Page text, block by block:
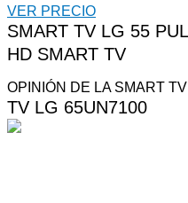
VER PRECIO
SMART TV LG 55
HD SMART TV
OPINIÓN DE LA SMART TV
TV LG 65UN7100